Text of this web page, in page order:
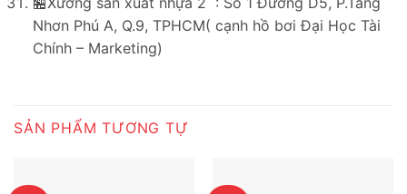
Nhơn Phú A, Q.9, TPHCM( cạnh hồ bơi Đại Học Tài
Chính – Marketing)
SẢN PHẨM TƯƠNG TỰ